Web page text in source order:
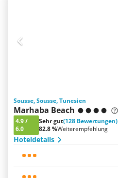
Sousse, Sousse, Tunesien
Marhaba Beach
4.9/
6.0
Sehr gut(128 Bewertungen)
82.8 %Weiterempfehlung
Hoteldetails